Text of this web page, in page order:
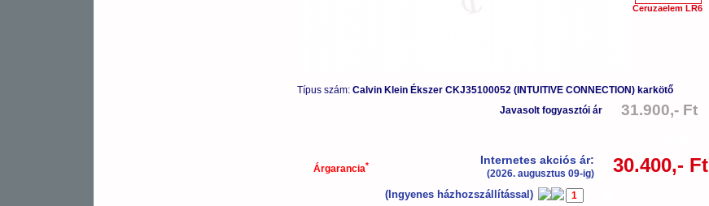
Típus szám: Calvin Klein Ékszer CKJ35100052 (INTUITIVE CONNECTION) karkötő
Ceruzaelem LR6
Javasolt fogyasztói ár 31.900,- Ft
Árgarancia* Internetes akciós ár:
(2026. augusztus 09-ig) 30.400,- Ft
(Ingyenes házhozszállítással)